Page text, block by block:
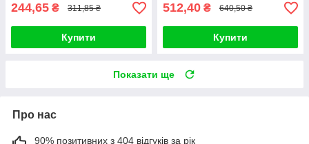
244,65 ₴ 311,85 ₴
Купити
512,40 ₴ 640,50 ₴
Купити
Показати ще
Про нас
90% позитивних з 404 відгуків за рік